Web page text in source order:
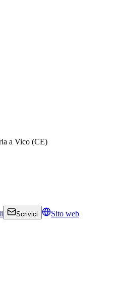
a Vico (CE)
Scrivici Sito web